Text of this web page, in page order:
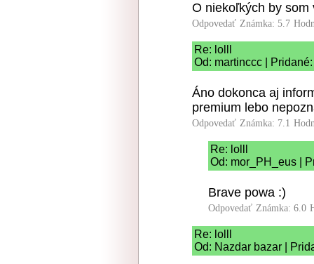
O niekoľkých by som
Odpovedať Známka: 5.7
Re: lolll
Od: martinccc |
Áno dokonca aj
premium lebo
Odpovedať Známka: 7.1
Re: lolll
Od: mor_PH_eus |
Brave powa :)
Odpovedať Známka: 6.0
Re: lolll
Od: Nazdar bazar |